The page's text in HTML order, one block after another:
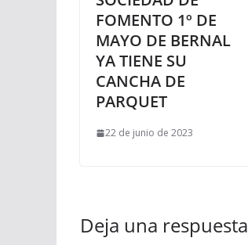
FOMENTO 1º DE
MAYO DE BERNAL
YA TIENE SU
CANCHA DE
PARQUET
22 de junio de 2023
Deja una respuesta